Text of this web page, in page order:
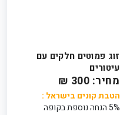
זוג פמוטים חלקים עם
עיטורים
מחיר: 300 ₪
הטבת קונים בישראל :
5% הנחה נוספת בקופה